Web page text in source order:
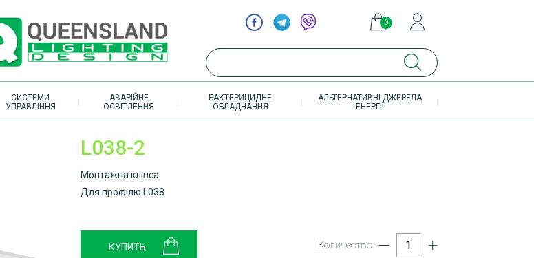
0
элементов
СИСТЕМИ
УПРАВЛІННЯ
АВАРІЙНЕ
ОСВІТЛЕННЯ
БАКТЕРИЦИДНЕ
ОБЛАДНАННЯ
АЛЬТЕРНАТИВНІ ДЖЕРЕЛА
ЕНЕРГІЇ
L038-2
Монтажна кліпса
Для профілю L038
Количество